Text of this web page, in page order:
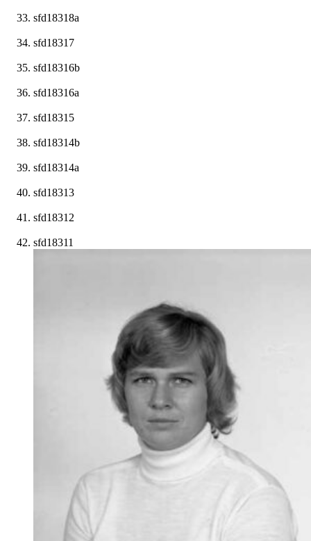
sfd18318a
sfd18317
sfd18316b
sfd18316a
sfd18315
sfd18314b
sfd18314a
sfd18313
sfd18312
sfd18311